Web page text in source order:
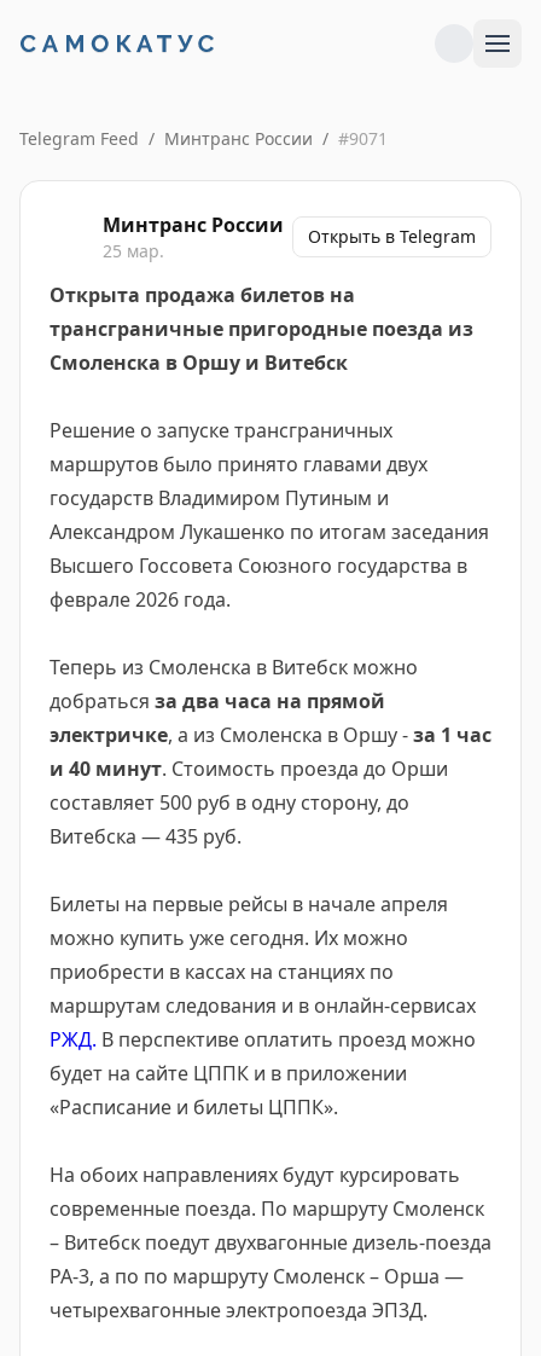
Telegram Feed / Минтранс России / #9071
Минтранс России
25 мар.
Открыть в Telegram
Открыта продажа билетов на
трансграничные пригородные поезда из
Смоленска в Оршу и Витебск
Решение о запуске трансграничных
маршрутов было принято главами двух
государств Владимиром Путиным и
Александром Лукашенко по итогам заседания
Высшего Госсовета Союзного государства в
феврале 2026 года.
Теперь из Смоленска в Витебск можно
добраться за два часа на прямой
электричке, а из Смоленска в Оршу -за 1 час
и 40 минут. Стоимость проезда до Орши
составляет 500 руб в одну сторону, до
Витебска — 435 руб.
Билеты на первые рейсы в начале апреля
можно купить уже сегодня. Их можно
приобрести в кассах на станциях по
маршрутам следования и в онлайн-сервисах
РЖД. В перспективе оплатить проезд можно
будет на сайте ЦППК и в приложении
«Расписание и билеты ЦППК».
На обоих направлениях будут курсировать
современные поезда. По маршруту Смоленск
– Витебск поедут двухвагонные дизель-поезда
РА-3, а по по маршруту Смоленск – Орша —
четырехвагонные электропоезда ЭП3Д.